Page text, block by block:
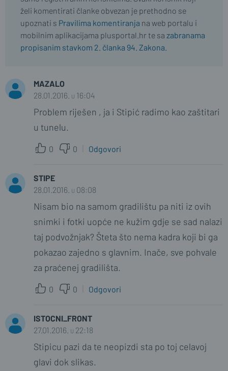
želi komentirati članke obvezan je prethodno se
upoznati s Pravilima komentiranja na web portalu i
mobilnim aplikacijama plusportal.hr te sa zabranama
propisanim stavkom 2. članka 94. Zakona.
MAZALO
28.01.2016. u 16:04
Problem riješen , ja i Stipić radimo kao zaštitari
u tunelu.
0 0 Odgovori
STIPE
28.01.2016. u 08:08
Nisam bio na samom gradilištu pa niti iz ovih
snimki i fotki uopće ne kužim gdje se sad nalazi
taj podvožnjak? Šteta što nema kadra koji bi ga
pokazao zajedno s glavnim. Inače, sve pohvale
za praćenej gradilišta.
0 0 Odgovori
ISTOCNI_FRONT
27.01.2016. u 22:18
Stipicu pazi da te neopizdi sta po toj celavoj
glavi dok slikas.